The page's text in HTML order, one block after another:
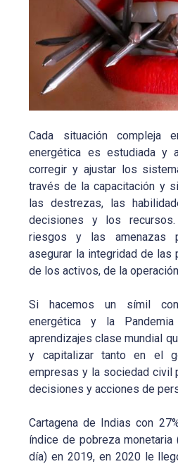
Cada situación compleja
energética es estudiada y
corregir y ajustar los
través de la capacitación y
las destrezas, las
decisiones y los
riesgos y las amenazas
asegurar la integridad de las
de los activos, de la
Si hacemos un símil
energética y la
aprendizajes clase mundial
y capitalizar tanto en el
empresas y la sociedad civil
decisiones y acciones de
Cartagena de Indias con
índice de pobreza
día) en 2019, en 2020 le